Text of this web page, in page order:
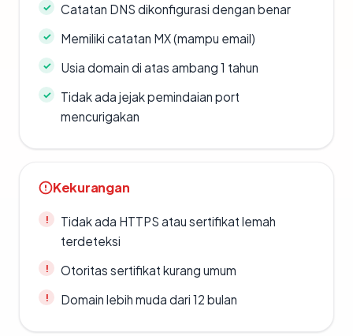
Catatan DNS dikonfigurasi dengan benar
Memiliki catatan MX (mampu email)
Usia domain di atas ambang 1 tahun
Tidak ada jejak pemindaian port
mencurigakan
Kekurangan
Tidak ada HTTPS atau sertifikat lemah
terdeteksi
Otoritas sertifikat kurang umum
Domain lebih muda dari 12 bulan